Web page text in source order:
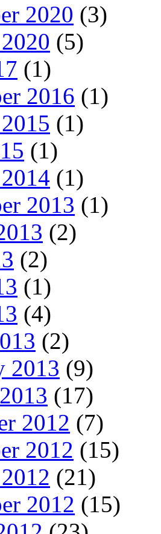
2020 (3)
(5)
(1)
2016 (1)
(1)
(1)
(1)
2013 (1)
(2)
(2)
(1)
(4)
(2)
2013 (9)
(17)
2012 (7)
2012 (15)
(21)
2012 (15)